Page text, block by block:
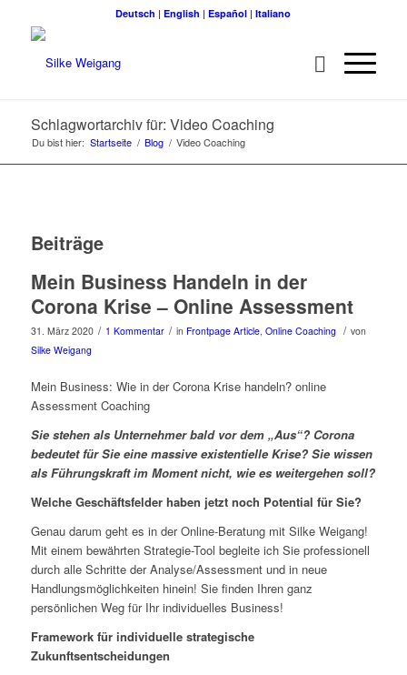
Deutsch |English |Español |Italiano
Schlagwortarchiv für: Video Coaching
Du bist hier: Startseite / Blog / Video Coaching
Beiträge
Mein Business Handeln in der
Corona Krise – Online Assessment
31. März 2020 / 1 Kommentar / in Frontpage Article, Online Coaching / von
Silke Weigang
Mein Business: Wie in der Corona Krise handeln? online
Assessment Coaching
Sie stehen als Unternehmer bald vor dem „Aus“? Corona
bedeutet für Sie eine massive existentielle Krise? Sie wissen
als Führungskraft im Moment nicht, wie es weitergehen soll?
Welche Geschäftsfelder haben jetzt noch Potential für Sie?
Genau darum geht es in der Online-Beratung mit Silke Weigang!
Mit einem bewährten Strategie-Tool begleite ich Sie professionell
durch alle Schritte der Analyse/Assessment und in neue
Handlungsmöglichkeiten hinein! Sie finden Ihren ganz
persönlichen Weg für Ihr individuelles Business!
Framework für individuelle strategische
Zukunftsentscheidungen